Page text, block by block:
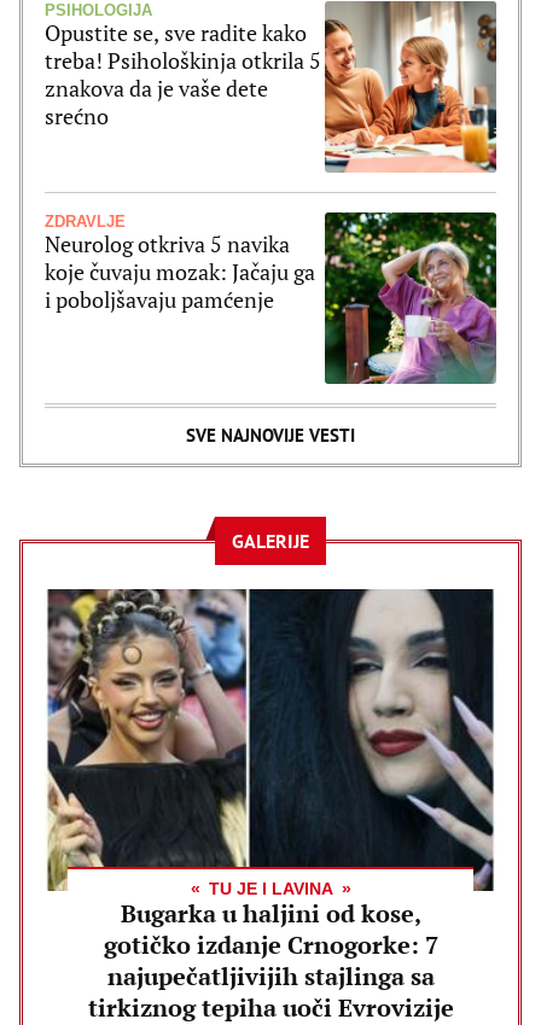
PSIHOLOGIJA
Opustite se, sve radite kako
treba! Psihološkinja otkrila 5
znakova da je vaše dete
srećno
ZDRAVLJE
Neurolog otkriva 5 navika
koje čuvaju mozak: Jačaju ga
i poboljšavaju pamćenje
SVE NAJNOVIJE VESTI
GALERIJE
TU JE I LAVINA
Bugarka u haljini od kose,
gotičko izdanje Crnogorke: 7
najupečatljivijih stajlinga sa
tirkiznog tepiha uoči Evrovizije